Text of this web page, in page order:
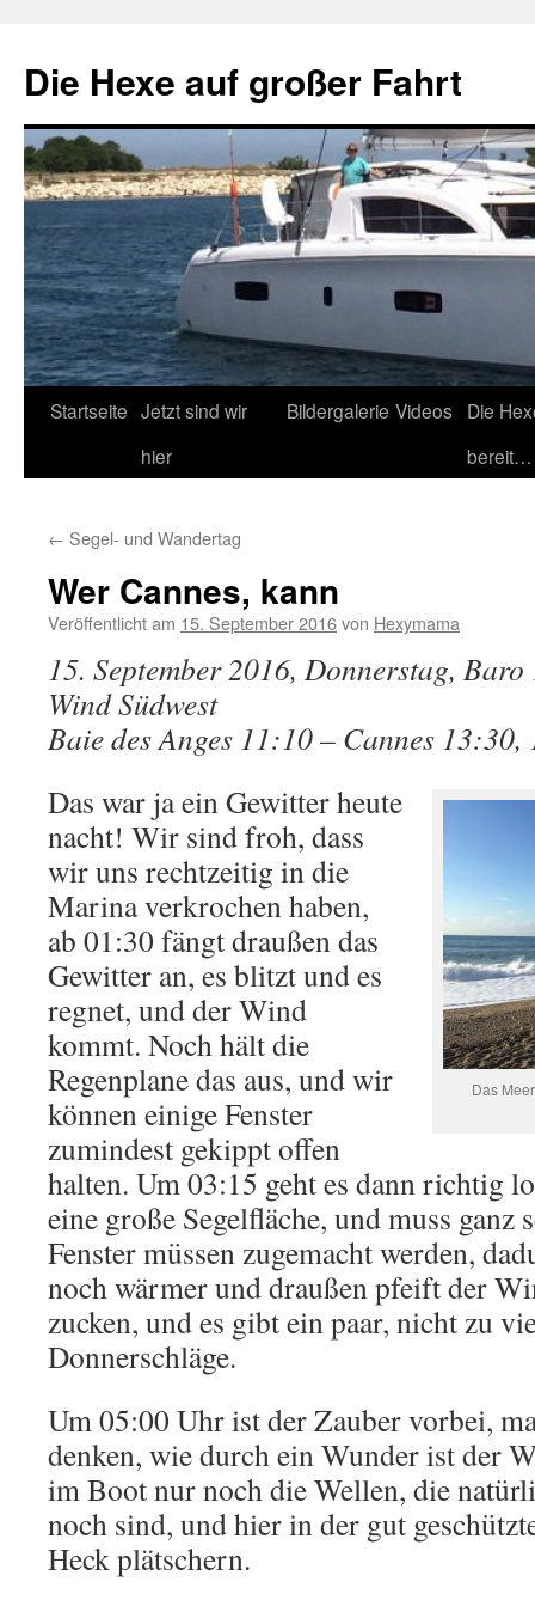
springen
Die Hexe auf großer Fahrt
Startseite Jetzt sind wir
hier
Bildergalerie Videos
Die
bereit…
← Segel- und Wandertag
Wer Cannes, kann
Veröffentlicht am 15. September 2016von Hexymama
15. September 2016, Donnerstag,
Wind Südwest
Baie des Anges 11:10 – Cannes 13:30,
Das
Das war ja ein Gewitter heute
nacht! Wir sind froh, dass
wir uns rechtzeitig in die
Marina verkrochen haben,
ab 01:30 fängt draußen das
Gewitter an, es blitzt und es
regnet, und der Wind
kommt. Noch hält die
Regenplane das aus, und wir
können einige Fenster
zumindest gekippt offen
halten. Um 03:15 geht es dann richtig
eine große Segelfläche, und muss ganz
Fenster müssen zugemacht werden,
noch wärmer und draußen pfeift der
zucken, und es gibt ein paar, nicht zu
Donnerschläge.
Um 05:00 Uhr ist der Zauber vorbei,
denken, wie durch ein Wunder ist der
im Boot nur noch die Wellen, die
noch sind, und hier in der gut
Heck plätschern.